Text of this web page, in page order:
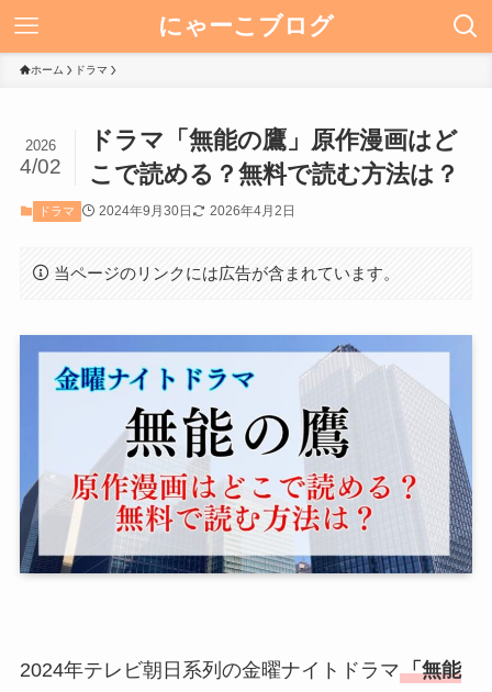
にゃーこブログ
ホーム ドラマ
ドラマ「無能の鷹」原作漫画はど
こで読める？無料で読む方法は？
2026
4/02
ドラマ 2024年9月30日 2026年4月2日
当ページのリンクには広告が含まれています。
2024年テレビ朝日系列の金曜ナイトドラマ「無能